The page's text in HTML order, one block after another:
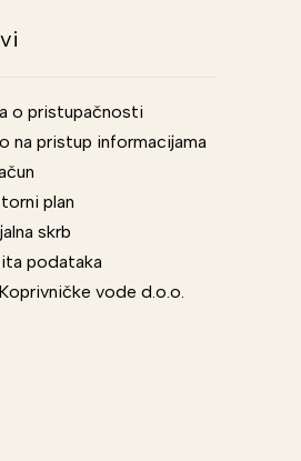
o pristupačnosti
na pristup informacijama
plan
skrb
podataka
vode d.o.o.